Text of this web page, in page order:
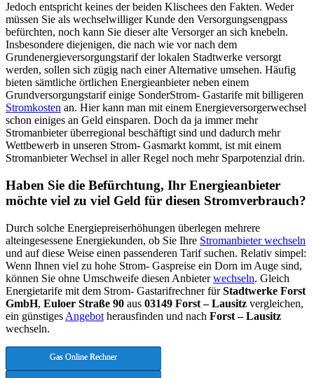
Jedoch entspricht keines der beiden Klischees den Fakten. Weder
müssen Sie als wechselwilliger Kunde den Versorgungsengpass
befürchten, noch kann Sie dieser alte Versorger an sich knebeln.
Insbesondere diejenigen, die nach wie vor nach dem
Grundenergieversorgungstarif der lokalen Stadtwerke versorgt
werden, sollen sich zügig nach einer Alternative umsehen. Häufig
bieten sämtliche örtlichen Energieanbieter neben einem
Grundversorgungstarif einige SonderStrom- Gastarife mit billigeren
Stromkosten an. Hier kann man mit einem Energieversorgerwechsel
schon einiges an Geld einsparen. Doch da ja immer mehr
Stromanbieter überregional beschäftigt sind und dadurch mehr
Wettbewerb in unseren Strom- Gasmarkt kommt, ist mit einem
Stromanbieter Wechsel in aller Regel noch mehr Sparpotenzial drin.
Haben Sie die Befürchtung, Ihr Energieanbieter
möchte viel zu viel Geld für diesen Stromverbrauch?
Durch solche Energiepreiserhöhungen überlegen mehrere
alteingesessene Energiekunden, ob Sie Ihre Stromanbieter wechseln
und auf diese Weise einen passenderen Tarif suchen. Relativ simpel:
Wenn Ihnen viel zu hohe Strom- Gaspreise ein Dorn im Auge sind,
können Sie ohne Umschweife diesen Anbieterwechseln. Gleich
Energietarife mit dem Strom- Gastarifrechner fürStadtwerke Forst
GmbH, Euloer Straße 90 aus 03149 Forst – Lausitz vergleichen,
ein günstiges Angebot herausfinden und nach Forst – Lausitz
wechseln.
Gas Online Rechner